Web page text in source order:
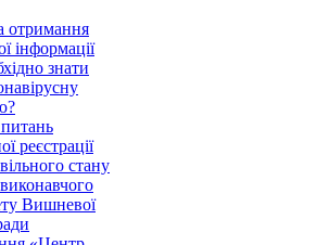
отримання
інформації
знати
питань
реєстрації
стану
Вишневої